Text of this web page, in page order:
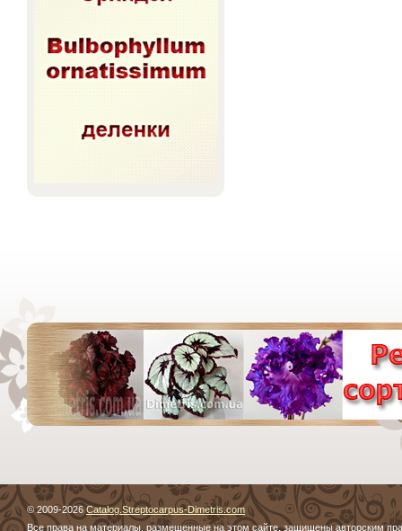
© 2009-2026Catalog.Streptocarpus-Dimetris.com
Все права на материалы, размещенные на этом сайте, защищены авторским